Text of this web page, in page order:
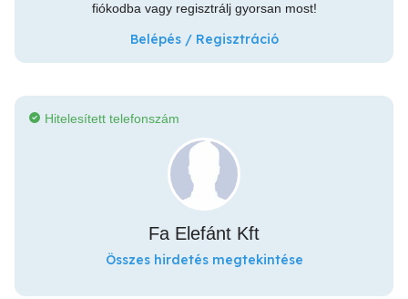
fiókodba vagy regisztrálj gyorsan most!
Belépés / Regisztráció
Hitelesített telefonszám
Fa Elefánt Kft
Összes hirdetés megtekintése